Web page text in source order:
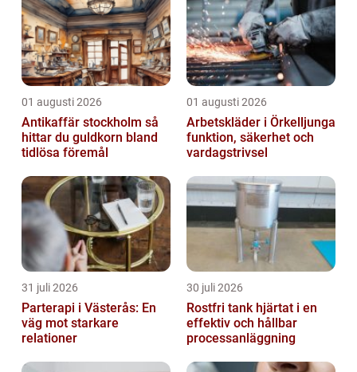
01 augusti 2026
Antikaffär stockholm så
hittar du guldkorn bland
tidlösa föremål
01 augusti 2026
Arbetskläder i Örkelljunga
funktion, säkerhet och
vardagstrivsel
31 juli 2026
Parterapi i Västerås: En
väg mot starkare
relationer
30 juli 2026
Rostfri tank hjärtat i en
effektiv och hållbar
processanläggning